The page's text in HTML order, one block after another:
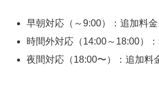
早朝対応（～9:00）：追加料金
時間外対応（14:00～18:00）
夜間対応（18:00〜）：追加料